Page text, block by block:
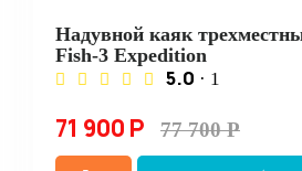
Надувной каяк
Fish-3 Expedition
5.0 · 1
71 900 Р 77 700 Р